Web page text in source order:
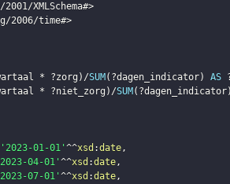
XMLSchema#>
2006/time#>
* ?zorg ) /SUM ( ?dagen_indicator) AS
* ?niet_zorg ) /SUM ( ?dagen_indicator)
'2023-01-01'^^xsd :date,
04-01'^^xsd :date,
07-01'^^xsd :date,